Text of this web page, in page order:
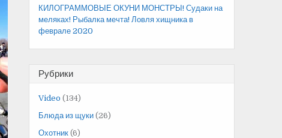
КИЛОГРАММОВЫЕ ОКУНИ МОНСТРЫ! Судаки на
меляках! Рыбалка мечта! Ловля хищника в
феврале 2020
Рубрики
Video (134)
Блюда из щуки (26)
Охотник (6)